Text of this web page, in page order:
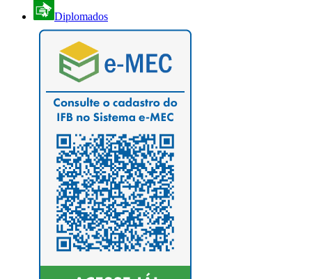
Diplomados